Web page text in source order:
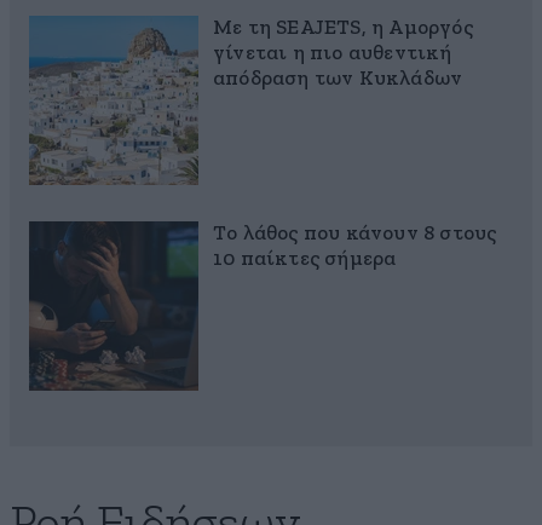
Με τη SEAJETS, η Αμοργός
γίνεται η πιο αυθεντική
απόδραση των Κυκλάδων
Το λάθος που κάνουν 8 στους
10 παίκτες σήμερα